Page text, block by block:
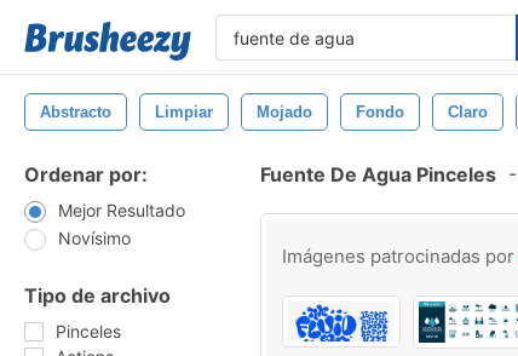
Abstracto Limpiar Mojado Fondo Claro
Ordenar por:
Mejor Resultado
Novísimo
Tipo de archivo
Pinceles
Fuente De Agua Pinceles -
Imágenes patrocinadas por